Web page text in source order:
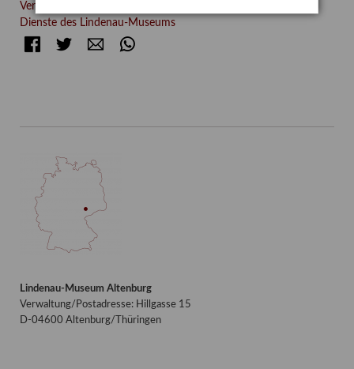
Verschenkt, verkauft, vergessen? – Kunstdetektivinnen im
Dienste des Lindenau-Museums
FacebookTwitter E-mail
Lindenau-Museum Altenburg
Verwaltung/Postadresse: Hillgasse 15
D-04600 Altenburg/Thüringen